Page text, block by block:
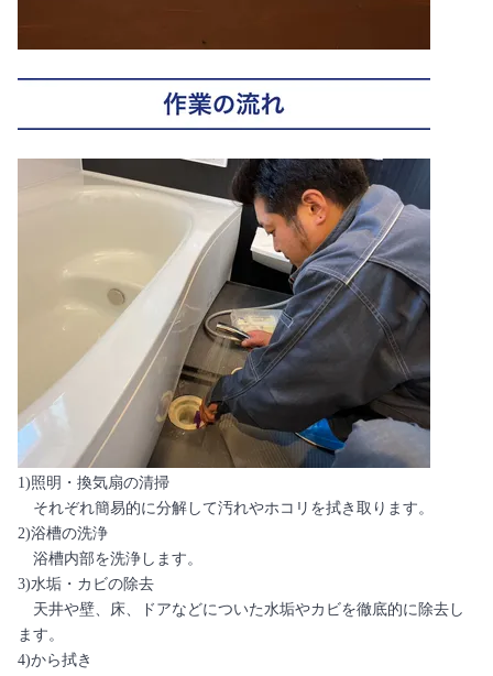
1)照明・換気扇の清掃
それぞれ簡易的に分解して汚れやホコリを拭き取ります。
2)浴槽の洗浄
浴槽内部を洗浄します。
3)水垢・カビの除去
天井や壁、床、ドアなどについた水垢やカビを徹底的に除去し
ます。
4)から拭き